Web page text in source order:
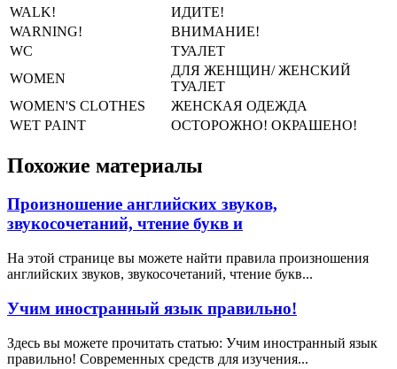
WALK!
ИДИТЕ!
WARNING!
ВНИМАНИЕ!
WC
ТУАЛЕТ
WOMEN
ДЛЯ ЖЕНЩИН/ ЖЕНСКИЙ
ТУАЛЕТ
WOMEN'S CLOTHES
ЖЕНСКАЯ ОДЕЖДА
WET PAINT
ОСТОРОЖНО! ОКРАШЕНО!
Похожие материалы
Произношение английских звуков,
звукосочетаний, чтение букв и
На этой странице вы можете найти правила произношения
английских звуков, звукосочетаний, чтение букв...
Учим иностранный язык правильно!
Здесь вы можете прочитать статью: Учим иностранный язык
правильно! Современных средств для изучения...